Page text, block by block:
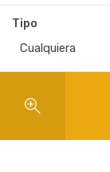
Tipo
Cualquiera